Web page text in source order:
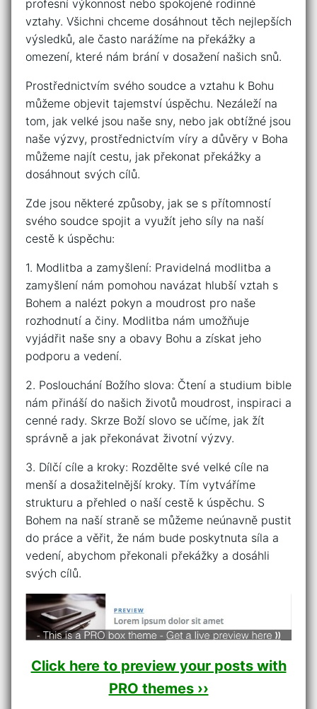
profesní výkonnost nebo spokojené rodinné
vztahy. Všichni‍ chceme dosáhnout ‌těch nejlepších
výsledků, ale‍ často narážíme na ‌překážky a
omezení, které ⁤nám brání ‌v ⁤dosažení našich snů.
Prostřednictvím‍ svého⁤ soudce a vztahu⁤ k⁤ Bohu
můžeme objevit tajemství úspěchu. Nezáleží ⁢na
⁣tom, jak velké ⁣jsou naše ⁣sny, nebo jak⁤ obtížné jsou
naše ⁢výzvy, ⁤prostřednictvím víry a důvěry v ⁣Boha
můžeme ⁣najít cestu, jak překonat překážky a
dosáhnout svých ⁣cílů.
Zde jsou některé ​způsoby, jak se s přítomností
svého soudce spojit a⁢ využít jeho síly na naší
cestě k úspěchu:
1. Modlitba a zamyšlení: ⁤Pravidelná modlitba a
zamyšlení nám pomohou navázat⁢ hlubší vztah ‌s
Bohem a nalézt pokyn a moudrost⁤ pro naše
rozhodnutí a⁤ činy. Modlitba‌ nám umožňuje
vyjádřit‌ naše sny‌ a obavy‍ Bohu ⁣a získat⁣ jeho
podporu a vedení.
2. ⁢Poslouchání Božího slova: Čtení a studium bible
nám přináší do našich ‌životů moudrost, inspiraci⁤ a
cenné rady. Skrze Boží slovo se učíme, jak žít
správně a jak překonávat životní výzvy.
3. Dílčí cíle a kroky: ‌Rozdělte ‍své​ velké⁣ cíle na
menší a‍ dosažitelnější kroky. ‌Tím vytváříme⁢
strukturu a přehled o naší cestě k úspěchu. S
‌Bohem⁢ na naší straně se můžeme neúnavně pustit
do⁤ práce a věřit, že⁤ nám bude poskytnuta síla a‌
vedení, ​abychom⁣ překonali překážky ⁤a ‍dosáhli
svých cílů.
Click here to preview your posts with
PRO themes ››